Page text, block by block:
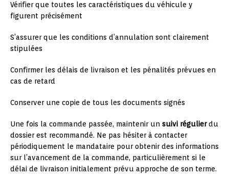
Vérifier que toutes les caractéristiques du véhicule y
figurent précisément
S’assurer que les conditions d’annulation sont clairement
stipulées
Confirmer les délais de livraison et les pénalités prévues en
cas de retard
Conserver une copie de tous les documents signés
Une fois la commande passée, maintenir un suivi régulierdu
dossier est recommandé. Ne pas hésiter à contacter
périodiquement le mandataire pour obtenir des informations
sur l’avancement de la commande, particulièrement si le
délai de livraison initialement prévu approche de son terme.